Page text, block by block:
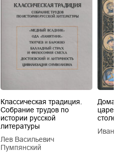
Классическая традиция.
Собрание трудов по
истории русской
литературы
Лев Васильевич
Пумпянский
царей
Иван